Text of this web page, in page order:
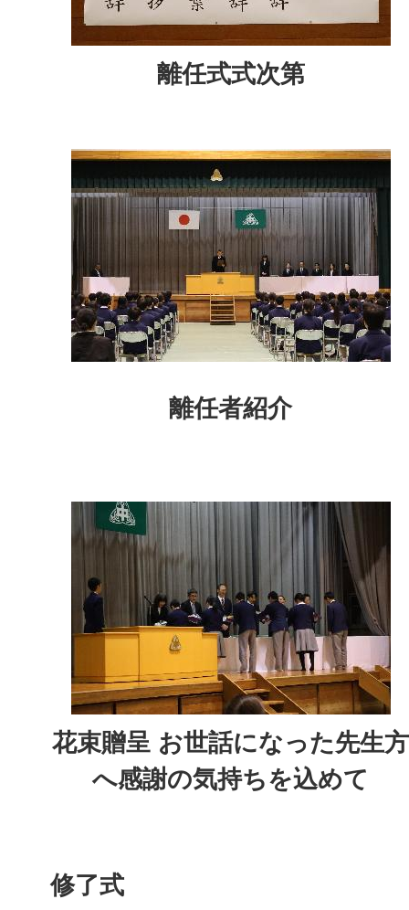
離任式式次第
離任者紹介
花束贈呈 お世話になった先生方
へ感謝の気持ちを込めて
修了式